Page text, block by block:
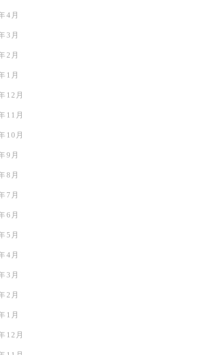
4月
3月
2月
1月
12月
11月
10月
9月
8月
7月
6月
5月
4月
3月
2月
1月
12月